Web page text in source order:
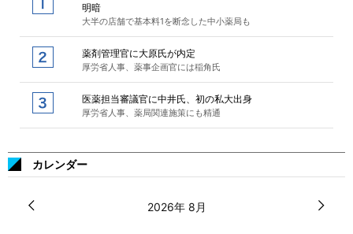
明暗
大半の店舗で基本料1を断念した中小薬局も
薬剤管理官に大原氏が内定
厚労省人事、薬事企画官には稲角氏
医薬担当審議官に中井氏、初の私大出身
厚労省人事、薬局関連施策にも精通
カレンダー
2026年 8月